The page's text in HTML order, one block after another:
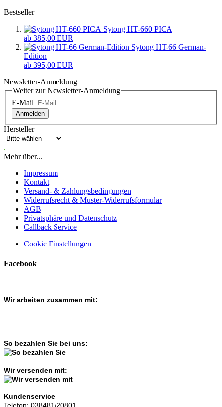
Bestseller
Sytong HT-660 PICA
ab 385,00 EUR
Sytong HT-66 German-
Edition
ab 395,00 EUR
Newsletter-Anmeldung
Weiter zur Newsletter-Anmeldung
E-Mail
Anmelden
Hersteller
.
Mehr über...
Impressum
Kontakt
Versand- & Zahlungsbedingungen
Widerrufsrecht & Muster-Widerrufsformular
AGB
Privatsphäre und Datenschutz
Callback Service
Cookie Einstellungen
Facebook
Wir arbeiten zusammen mit:
So bezahlen Sie bei uns:
Wir versenden mit:
Kundenservice
Telefon: 038481/20801